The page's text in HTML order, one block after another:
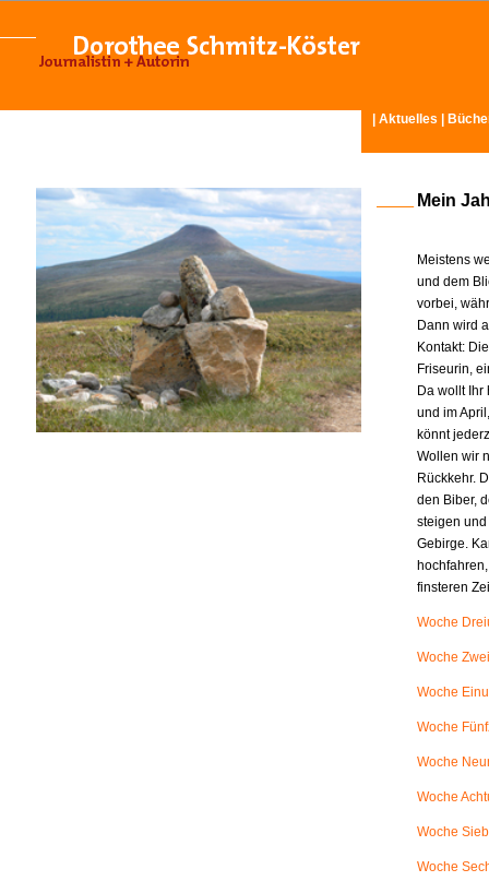
Aktuelles
Mein
Meistens
und dem
vorbei,
Dann wird
Kontakt:
Friseurin,
Da wollt
und im
könnt
Wollen wir
Rückkehr.
den Biber,
steigen
Gebirge.
finsteren
Woche
Woche
Woche
Woche
Woche
Woche
Woche
Woche